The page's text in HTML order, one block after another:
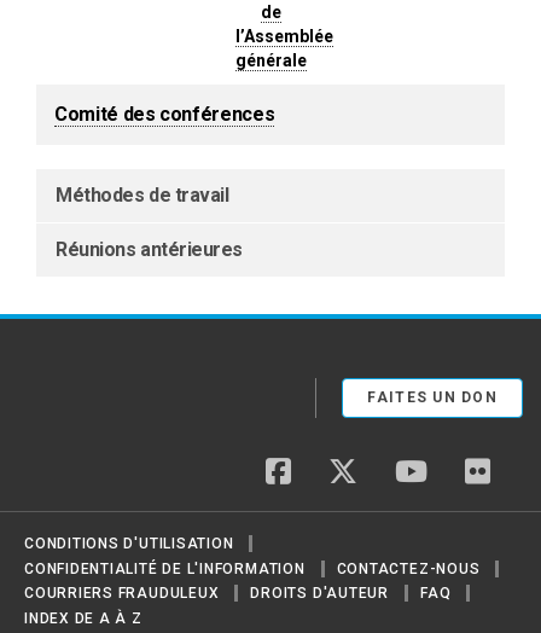
de
l’Assemblée
générale
Comité des conférences
Méthodes de travail
Réunions antérieures
FAITES UN DON
facebook twitter youtube
CONDITIONS D'UTILISATION
CONFIDENTIALITÉ DE L'INFORMATION
CONTACTEZ-NOUS
COURRIERS FRAUDULEUX
DROITS D'AUTEUR
FAQ
INDEX DE A À Z